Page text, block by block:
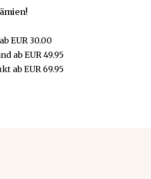
ab EUR 30.00
ab EUR 49.95
ab EUR 69.95